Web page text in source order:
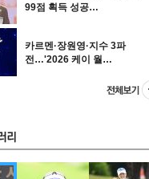
99점 획득 성공…
카르멘·장원영·지수 3파
전…'2026 케이 월…